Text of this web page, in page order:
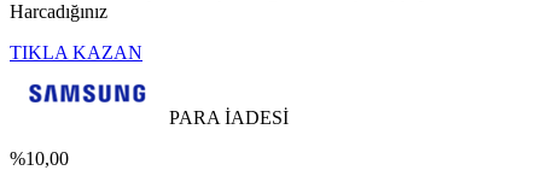
Harcadığınız
TIKLA KAZAN
PARA İADESİ
%10,00